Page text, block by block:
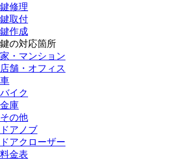
鍵修理
鍵取付
鍵作成
鍵の対応箇所
家・マンション
店舗・オフィス
車
バイク
金庫
その他
ドアノブ
ドアクローザー
料金表